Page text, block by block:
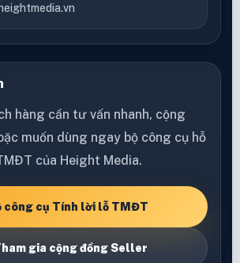
hàng cần tư vấn nhanh, cộng
muốn dùng ngay bộ công cụ hỗ
của Height Media.
công cụ Tính lời lỗ TMĐT
gia cộng đồng Seller